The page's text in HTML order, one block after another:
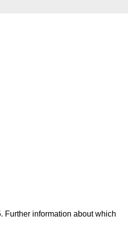
Further information about which